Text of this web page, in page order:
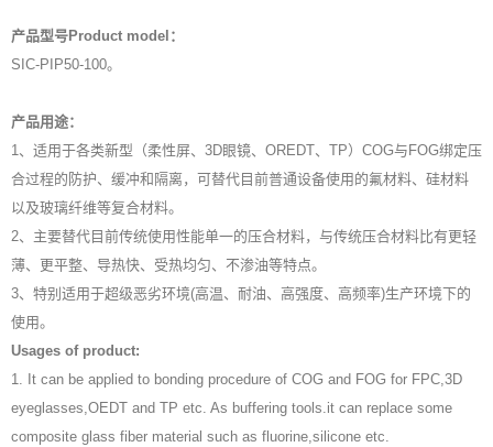
产品型号Product model：
SIC-PIP50-100。
产品用途：
1、适用于各类新型（柔性屏、3D眼镜、OREDT、TP）COG与FOG绑定压
合过程的防护、缓冲和隔离，可替代目前普通设备使用的氟材料、硅材料
以及玻璃纤维等复合材料。
2、主要替代目前传统使用性能单一的压合材料，与传统压合材料比有更轻
薄、更平整、导热快、受热均匀、不渗油等特点。
3、特别适用于超级恶劣环境(高温、耐油、高强度、高频率)生产环境下的
使用。
Usages of product:
1. It can be applied to bonding procedure of COG and FOG for FPC,3D
eyeglasses,OEDT and TP etc. As buffering tools.it can replace some
composite glass fiber material such as fluorine,silicone etc.